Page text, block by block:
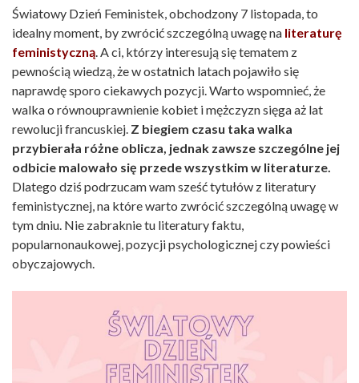
Światowy Dzień Feministek, obchodzony 7 listopada, to
idealny moment, by zwrócić szczególną uwagę na literaturę
feministyczną. A ci, którzy interesują się tematem z
pewnością wiedzą, że w ostatnich latach pojawiło się
naprawdę sporo ciekawych pozycji. Warto wspomnieć, że
walka o równouprawnienie kobiet i mężczyzn sięga aż lat
rewolucji francuskiej. Z biegiem czasu taka walka
przybierała różne oblicza, jednak zawsze szczególne jej
odbicie malowało się przede wszystkim w literaturze.
Dlatego dziś podrzucam wam sześć tytułów z literatury
feministycznej, na które warto zwrócić szczególną uwagę w
tym dniu. Nie zabraknie tu literatury faktu,
popularnonaukowej, pozycji psychologicznej czy powieści
obyczajowych.